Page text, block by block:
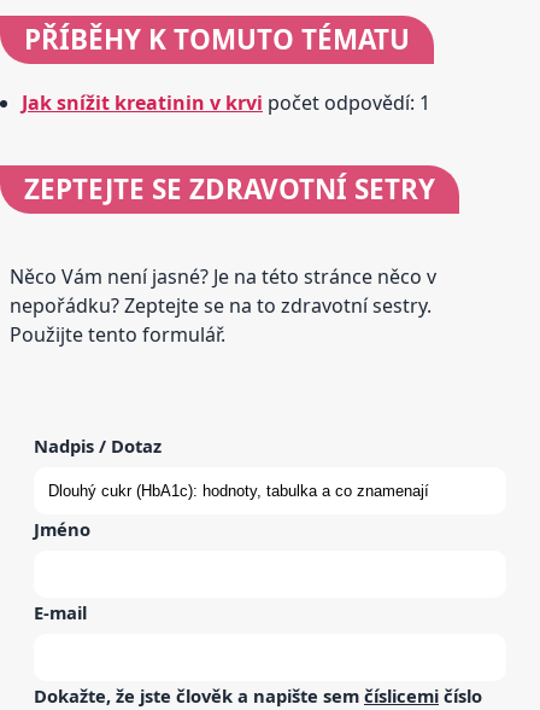
PŘÍBĚHY K TOMUTO TÉMATU
Jak snížit kreatinin v krvi počet odpovědí: 1
ZEPTEJTE SE ZDRAVOTNÍ SETRY
Něco Vám není jasné? Je na této stránce něco v
nepořádku? Zeptejte se na to zdravotní sestry.
Použijte tento formulář.
Nadpis / Dotaz
Jméno
E-mail
Dokažte, že jste člověk a napište sem číslicemi číslo